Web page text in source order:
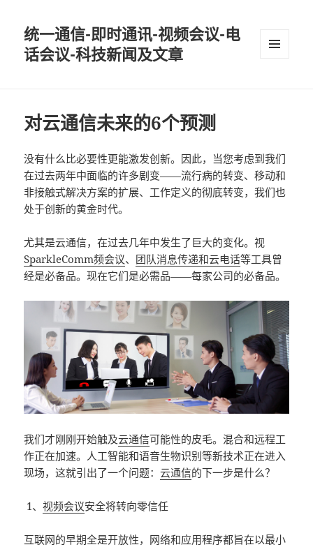
统一通信-即时通讯-视频会议-电
话会议-科技新闻及文章
对云通信未来的6个预测
没有什么比必要性更能激发创新。因此，当您考虑到我们
在过去两年中面临的许多剧变——流行病的转变、移动和
非接触式解决方案的扩展、工作定义的彻底转变，我们也
处于创新的黄金时代。
尤其是云通信，在过去几年中发生了巨大的变化。视
SparkleComm频会议、 团队消息传递和云电话等工具曾
经是必备品。现在它们是必需品——每家公司的必备品。
我们才刚刚开始触及云通信可能性的皮毛。混合和远程工
作正在加速。人工智能和语音生物识别等新技术正在进入
现场，这就引出了一个问题：云通信的下一步是什么？
1、视频会议安全将转向零信任
互联网的早期全是开放性，网络和应用程序都旨在以最小